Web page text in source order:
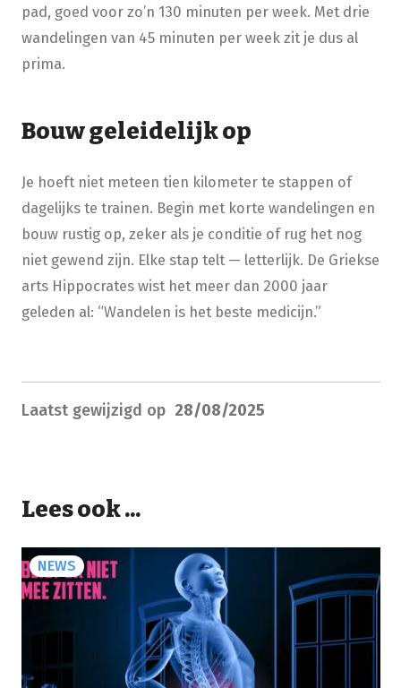
pad, goed voor zo’n 130 minuten per week. Met drie
wandelingen van 45 minuten per week zit je dus al
prima.
Bouw geleidelijk op
Je hoeft niet meteen tien kilometer te stappen of
dagelijks te trainen. Begin met korte wandelingen en
bouw rustig op, zeker als je conditie of rug het nog
niet gewend zijn. Elke stap telt — letterlijk. De Griekse
arts Hippocrates wist het meer dan 2000 jaar
geleden al: “Wandelen is het beste medicijn.”
Laatst gewijzigd op 28/08/2025
Lees ook ...
NEWS